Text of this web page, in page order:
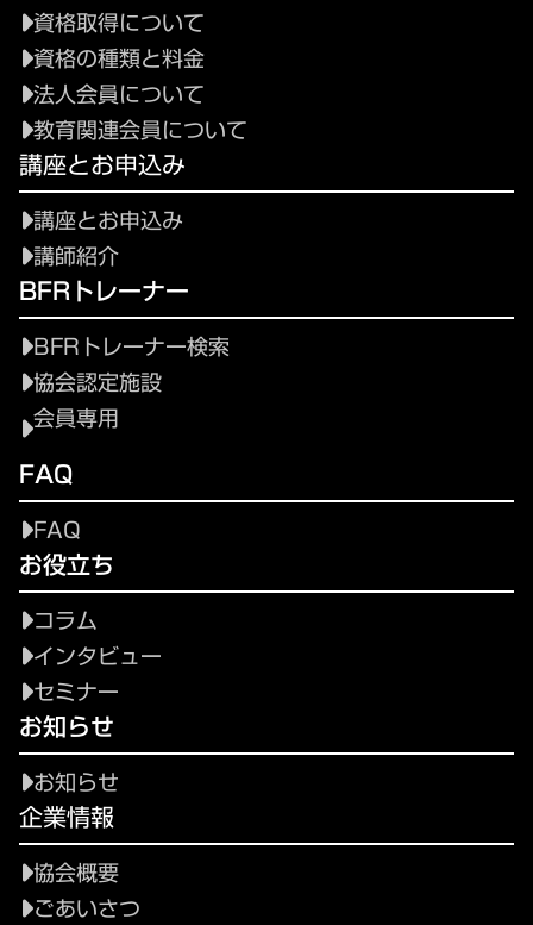
資格取得について
資格の種類と料金
法人会員について
教育関連会員について
講座とお申込み
講座とお申込み
講師紹介
BFRトレーナー
BFRトレーナー検索
協会認定施設
会員専用
FAQ
FAQ
お役立ち
コラム
インタビュー
セミナー
お知らせ
お知らせ
企業情報
協会概要
ごあいさつ